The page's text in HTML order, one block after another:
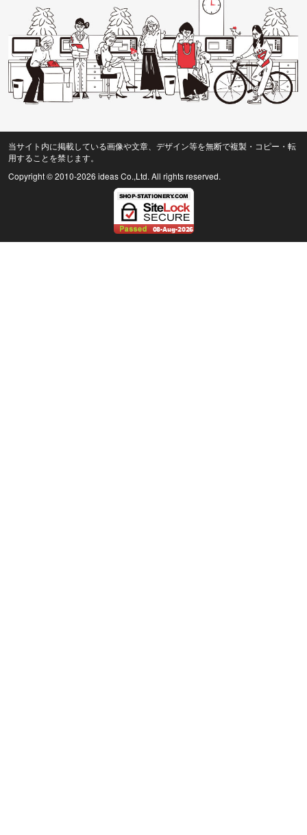
当サイト内に掲載している画像や文章、デザイン等を無断で複製・コピー・転
用することを禁じます。
Copyright © 2010-2026 ideas Co.,Ltd. All rights reserved.